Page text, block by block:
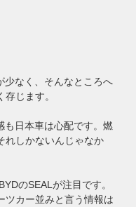
少なく、そんなところへ
じます。
も日本車は心配です。燃
れしかないんじゃなか
のSEALが注目です。
ツカー並みと言う情報は